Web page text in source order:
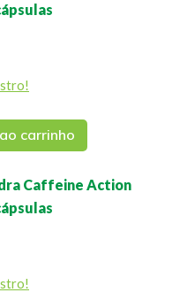
carrinho
Caffeine Action